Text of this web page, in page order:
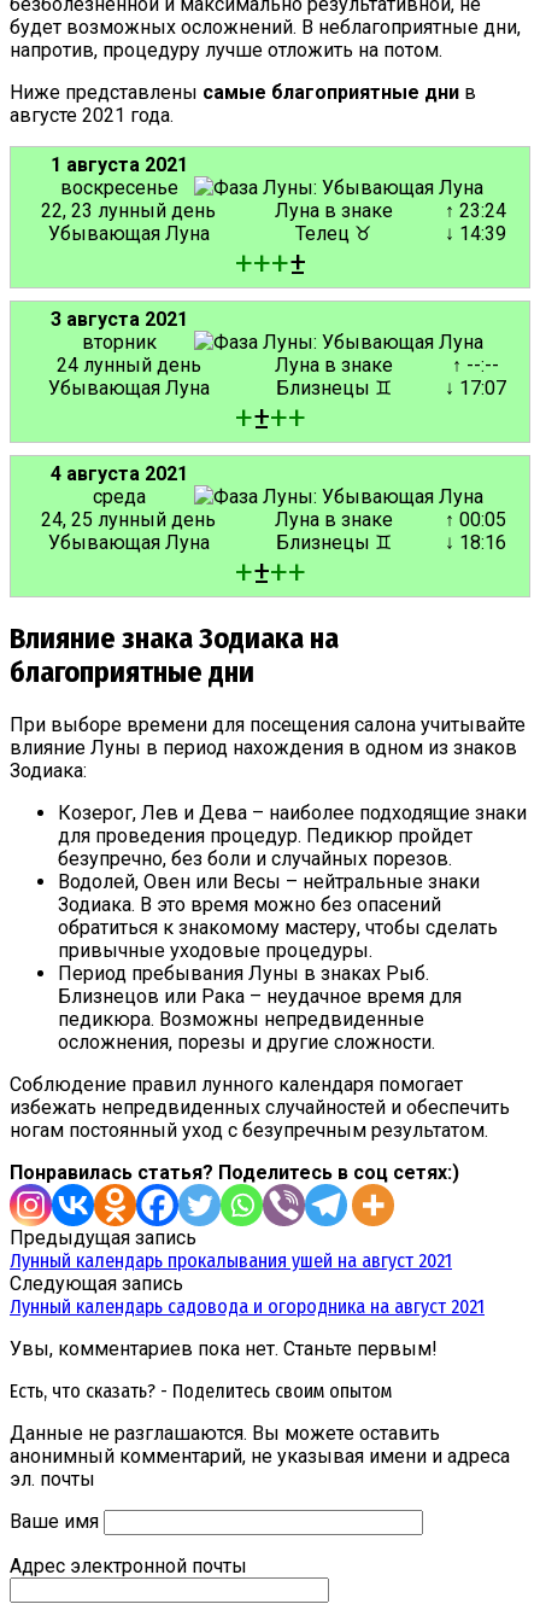
безболезненной и максимально результативной, не
будет возможных осложнений. В неблагоприятные дни,
напротив, процедуру лучше отложить на потом.
Ниже представлены самые благоприятные дни в
августе 2021 года.
1 августа 2021
воскресенье
22, 23 лунный день
Убывающая Луна
Луна в знаке
Телец ♉
↑ 23:24
↓ 14:39
+++±
3 августа 2021
вторник
24 лунный день
Убывающая Луна
Луна в знаке
Близнецы ♊
↑ --:--
↓ 17:07
+±++
4 августа 2021
среда
24, 25 лунный день
Убывающая Луна
Луна в знаке
Близнецы ♊
↑ 00:05
↓ 18:16
+±++
Влияние знака Зодиака на
благоприятные дни
При выборе времени для посещения салона учитывайте
влияние Луны в период нахождения в одном из знаков
Зодиака:
Козерог, Лев и Дева – наиболее подходящие знаки
для проведения процедур. Педикюр пройдет
безупречно, без боли и случайных порезов.
Водолей, Овен или Весы – нейтральные знаки
Зодиака. В это время можно без опасений
обратиться к знакомому мастеру, чтобы сделать
привычные уходовые процедуры.
Период пребывания Луны в знаках Рыб.
Близнецов или Рака – неудачное время для
педикюра. Возможны непредвиденные
осложнения, порезы и другие сложности.
Соблюдение правил лунного календаря помогает
избежать непредвиденных случайностей и обеспечить
ногам постоянный уход с безупречным результатом.
Понравилась статья? Поделитесь в соц сетях:)
Предыдущая запись
Лунный календарь прокалывания ушей на август 2021
Следующая запись
Лунный календарь садовода и огородника на август 2021
Увы, комментариев пока нет. Станьте первым!
Есть, что сказать? - Поделитесь своим опытом
Данные не разглашаются. Вы можете оставить
анонимный комментарий, не указывая имени и адреса
эл. почты
Ваше имя
Адрес электронной почты